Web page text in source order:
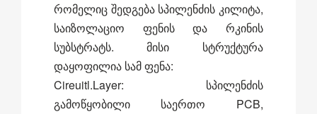
რომელიც შედგება სპილენძის კილიტა,
საიზოლაციო ფენის და რკინის
სუბსტრატს. მისი სტრუქტურა
დაყოფილია სამ ფენა:
Cireuitl.Layer: სპილენძის
გამოწყობილი საერთო PCB,